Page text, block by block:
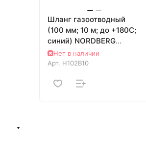
Шланг газоотводный
(100 мм; 10 м; до +180С;
синий) NORDBERG
H102B10
Нет в наличии
Арт. H102B10